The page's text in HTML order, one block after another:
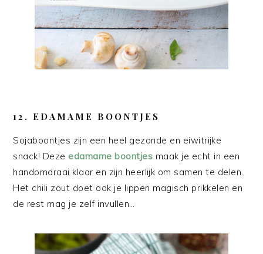
12. EDAMAME BOONTJES
Sojaboontjes zijn een heel gezonde en eiwitrijke
snack! Dezeedamame boontjes maak je echt in een
handomdraai klaar en zijn heerlijk om samen te delen.
Het chili zout doet ook je lippen magisch prikkelen en
de rest mag je zelf invullen…